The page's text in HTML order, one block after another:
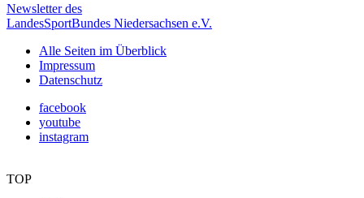
Newsletter des
LandesSportBundes Niedersachsen e.V.
Alle Seiten im Überblick
Impressum
Datenschutz
facebook
youtube
instagram
TOP